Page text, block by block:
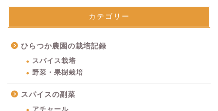
カテゴリー
ひらつか農園の栽培記録
スパイス栽培
野菜・果樹栽培
スパイスの副菜
アチャール